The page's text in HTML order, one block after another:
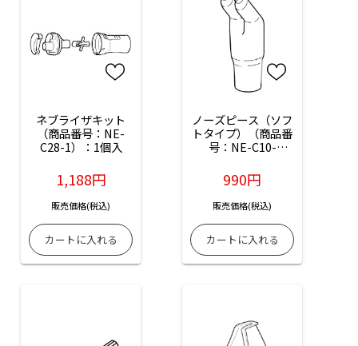
ネブライザキット
（商品番号：NE-
C28-1）：1個入
1,188円
販売価格(税込)
ノーズピース（ソフ
トタイプ）（商品番
号：NE-C10-
990円
販売価格(税込)